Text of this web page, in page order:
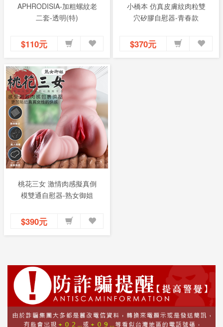
APHRODISIA-加粗螺紋老
二套-透明(特)
$110元
小橋本 仿真皮膚紋肉粒雙
穴矽膠自慰器-青春款
$370元
桃花三女 激情肉感擬真倒
模雙通自慰器-熟女御姐
$390元